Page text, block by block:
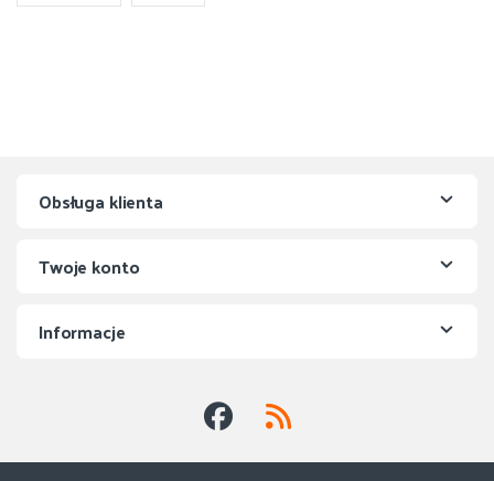
Obsługa klienta
Twoje konto
Informacje